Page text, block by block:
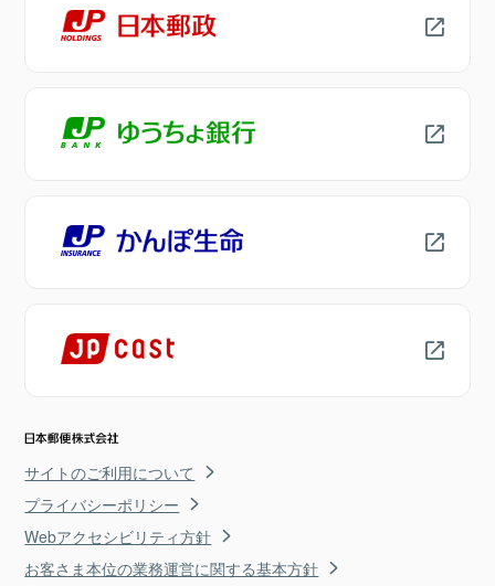
サイトのご利用について
プライバシーポリシー
Webアクセシビリティ方針
お客さま本位の業務運営に関する基本方針